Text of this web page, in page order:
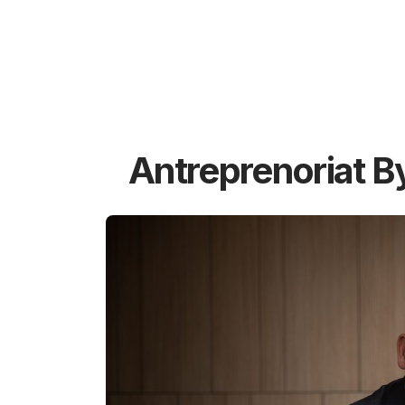
Antreprenoriat